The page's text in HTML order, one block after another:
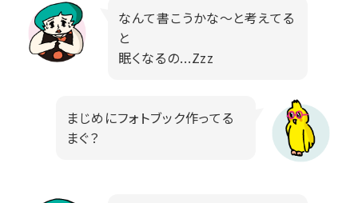
なんて書こうかな～と考えてる
と
眠くなるの...Zzz
まじめにフォトブック作ってる
まぐ？